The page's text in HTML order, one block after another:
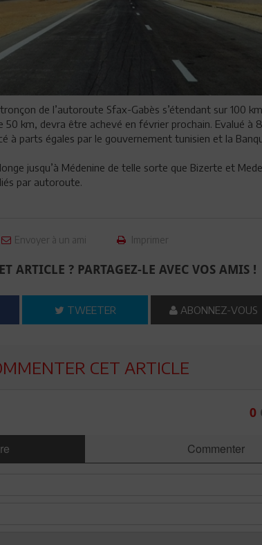
de l’autoroute Sfax-Gabès s’étendant sur 100
50 km, devra être achevé en février prochain. Evalué à
à parts égales par le gouvernement tunisien et la
jusqu’à Médenine de telle sorte que Bizerte et
par autoroute.
Envoyer à un ami Imprimer
ARTICLE ? PARTAGEZ-LE AVEC VOS AMIS !
TWEETER ABONNEZ-VOUS
CET ARTICLE
0
Commenter